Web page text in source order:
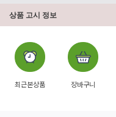
상품 고시 정보
최근본상품 장바구니